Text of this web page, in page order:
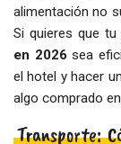
alimentación no
Si quieres que tu
en 2026sea
el hotel y hacer
algo comprado
Transporte: